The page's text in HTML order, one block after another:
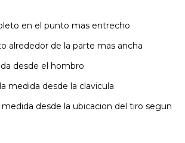
en el punto mas entrecho
alrededor de la parte mas ancha
desde el hombro
medida desde la clavicula
desde la ubicacion del tiro segun